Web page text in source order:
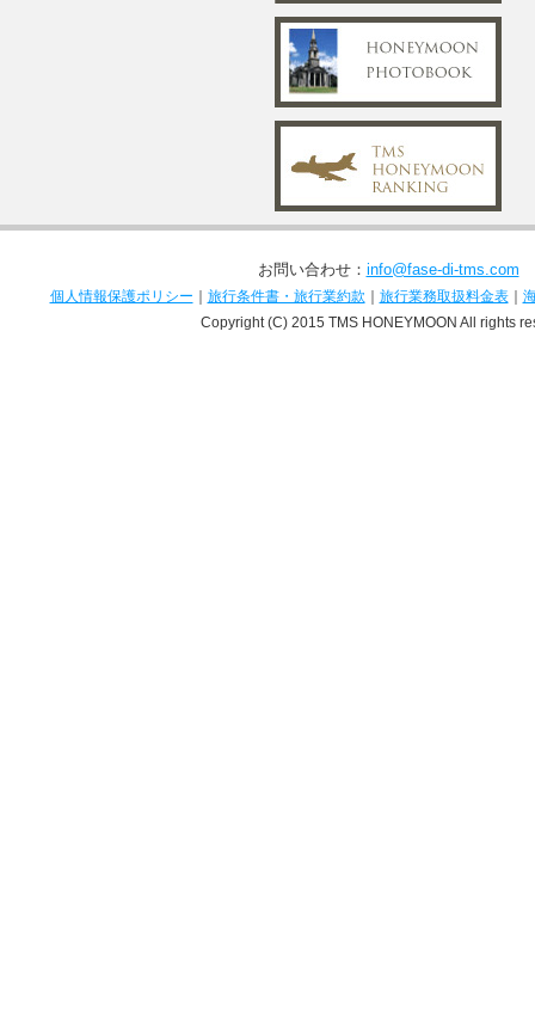
お問い合わせ： info@fase-di-tms.com
個人情報保護ポリシー ｜ 旅行条件書・旅行業約款 ｜ 旅行業務取扱料金表｜
Copyright (C) 2015 TMS HONEYMOON All rights